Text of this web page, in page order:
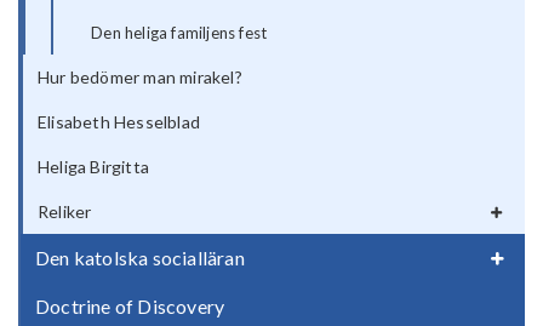
Den heliga familjens fest
Hur bedömer man mirakel?
Elisabeth Hesselblad
Heliga Birgitta
Reliker
Den katolska socialläran
Doctrine of Discovery